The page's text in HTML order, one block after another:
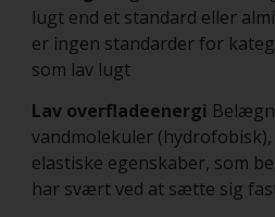
lugt end et standard eller
er ingen standarder for
som lav lugt
Lav overfladeenergi
vandmolekuler
elastiske egenskaber, som
har svært ved at sætte sig